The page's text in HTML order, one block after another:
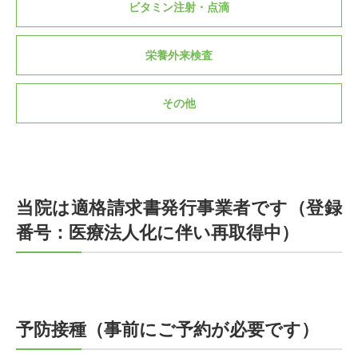
ビタミン注射・点滴
栄養外来検査
その他
当院は適格請求書発行事業者です（登録
番号：医療法人化に伴い再取得中）
予防接種（事前にご予約が必要です）